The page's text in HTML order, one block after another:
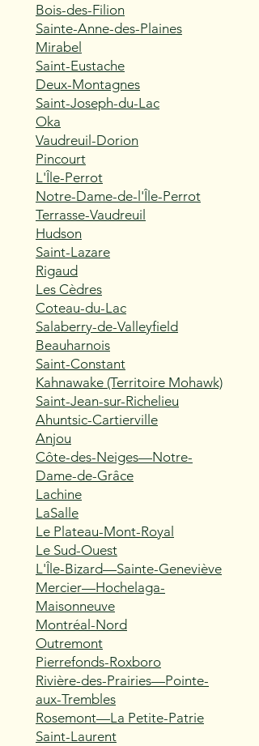
Bois-des-Filion
Sainte-Anne-des-Plaines
Mirabel
Saint-Eustache
Deux-Montagnes
Saint-Joseph-du-Lac
Oka
Vaudreuil-Dorion
Pincourt
L'Île-Perrot
Notre-Dame-de-l'Île-Perrot
Terrasse-Vaudreuil
Hudson
Saint-Lazare
Rigaud
Les Cèdres
Coteau-du-Lac
Salaberry-de-Valleyfield
Beauharnois
Saint-Constant
Kahnawake (Territoire Mohawk)
Saint-Jean-sur-Richelieu
Ahuntsic-Cartierville
Anjou
Côte-des-Neiges—Notre-
Dame-de-Grâce
Lachine
LaSalle
Le Plateau-Mont-Royal
Le Sud-Ouest
L'Île-Bizard—Sainte-Geneviève
Mercier—Hochelaga-
Maisonneuve
Montréal-Nord
Outremont
Pierrefonds-Roxboro
Rivière-des-Prairies—Pointe-
aux-Trembles
Rosemont—La Petite-Patrie
Saint-Laurent